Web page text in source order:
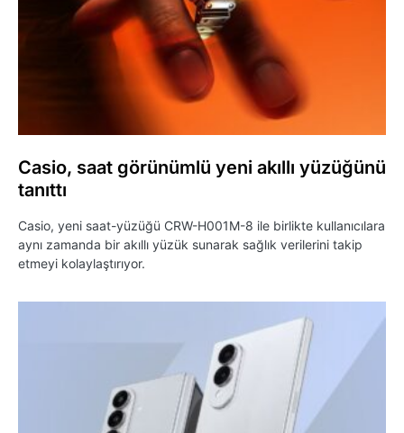
Casio, saat görünümlü yeni akıllı yüzüğünü
tanıttı
Casio, yeni saat-yüzüğü CRW-H001M-8 ile birlikte kullanıcılara
aynı zamanda bir akıllı yüzük sunarak sağlık verilerini takip
etmeyi kolaylaştırıyor.